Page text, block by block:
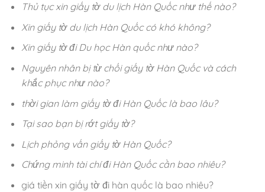
Thủ tục xin giấy tờ du lịch Hàn Quốc như thế nào?
Xin giấy tờ du lịch Hàn Quốc có khó không?
Xin giấy tờ đi Du học Hàn quốc như nào?
Nguyên nhân bị từ chối giấy tờ Hàn Quốc và cách
khắc phục như nào?
thời gian làm giấy tờ đi Hàn Quốc là bao lâu?
Tại sao bạn bị rớt giấy tờ?
Lịch phỏng vấn giấy tờ Hàn Quốc?
Chứng minh tài chí đi Hàn Quốc cần bao nhiêu?
giá tiền xin giấy tờ đi hàn quốc là bao nhiêu?